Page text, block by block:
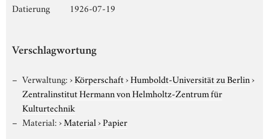
Datierung
1926-07-19
Verschlagwortung
Verwaltung:›Körperschaft›Humboldt-Universität zu Berlin›
Zentralinstitut Hermann von Helmholtz-Zentrum für
Kulturtechnik
Material:›Material›Papier